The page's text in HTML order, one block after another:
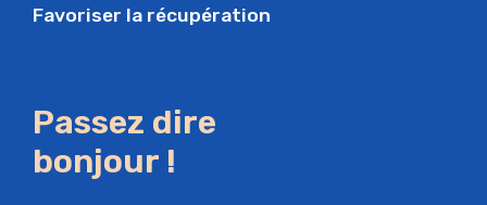
Favoriser la récupération
Passez dire
bonjour !